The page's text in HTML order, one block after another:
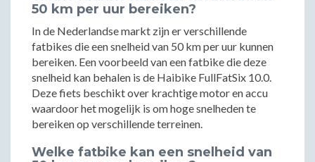
50 km per uur bereiken?
In de Nederlandse markt zijn er verschillende
fatbikes die een snelheid van 50 km per uur kunnen
bereiken. Een voorbeeld van een fatbike die deze
snelheid kan behalen is de Haibike FullFatSix 10.0.
Deze fiets beschikt over krachtige motor en accu
waardoor het mogelijk is om hoge snelheden te
bereiken op verschillende terreinen.
Welke fatbike kan een snelheid van